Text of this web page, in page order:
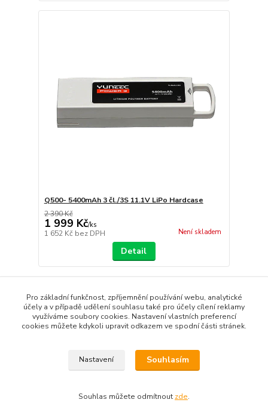
Q500- 5400mAh 3 čl./3S 11.1V LiPo Hardcase
2 390 Kč
1 999 Kč/ks
1 652 Kč bez DPH Není skladem
Detail
Pro základní funkčnost, zpříjemnění používání webu, analytické
účely a v případě udělení souhlasu také pro účely cílení reklamy
využíváme soubory cookies. Nastavení vlastních preferencí
cookies můžete kdykoli upravit odkazem ve spodní části stránek.
Nastavení Souhlasím
Souhlas můžete odmítnout zde.